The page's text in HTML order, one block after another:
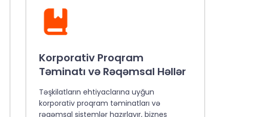
Korporativ Proqram
Təminatı və Rəqəmsal Həllər
Təşkilatların ehtiyaclarına uyğun
korporativ proqram təminatları və
rəqəmsal sistemlər hazırlayır, biznes